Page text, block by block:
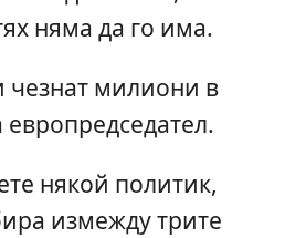
няма да го има.
чезнат милиони в
някой политик,
измежду трите